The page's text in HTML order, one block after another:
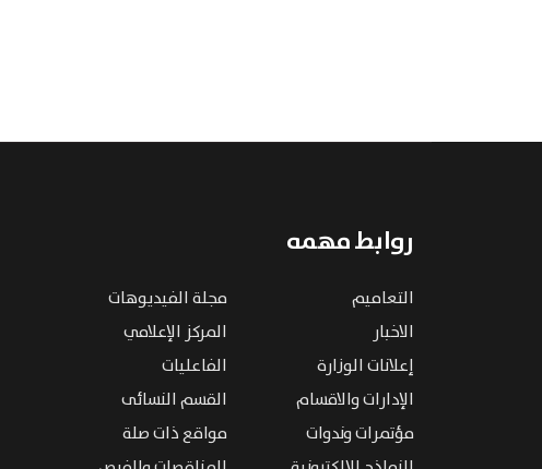
روابط مهمه
التعاميم
مجلة الفيديوهات
الاخبار
المركز الإعلامي
إعلانات الوزارة
الفاعليات
الإدارات والاقسام
القسم النسائى
مؤتمرات وندوات
مواقع ذات صلة